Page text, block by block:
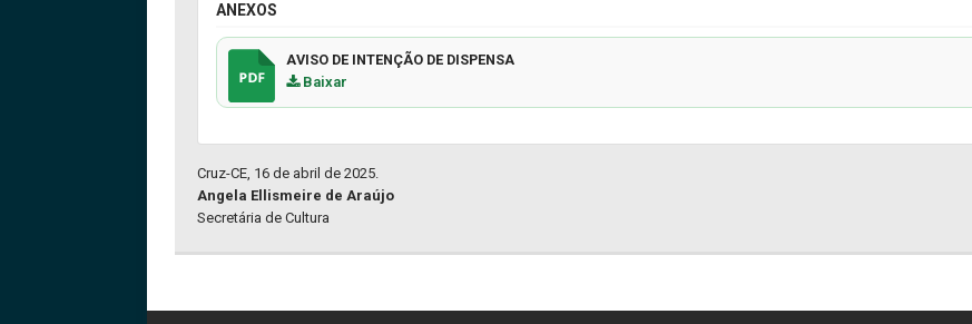
ANEXOS
AVISO DE INTENÇÃO DE DISPENSA
Baixar
Cruz-CE, 16 de abril de 2025.
Angela Ellismeire de Araújo
Secretária de Cultura